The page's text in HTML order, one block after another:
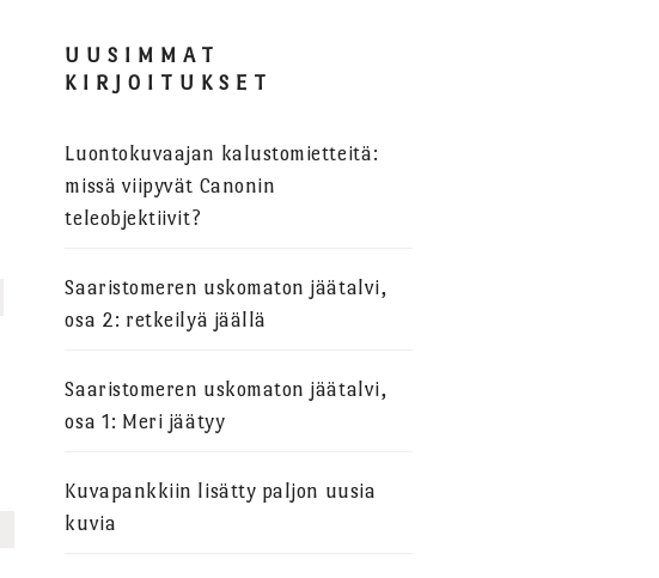
UUSIMMAT
KIRJOITUKSET
Luontokuvaajan kalustomietteitä:
missä viipyvät Canonin
teleobjektiivit?
Saaristomeren uskomaton jäätalvi,
osa 2: retkeilyä jäällä
Saaristomeren uskomaton jäätalvi,
osa 1: Meri jäätyy
Kuvapankkiin lisätty paljon uusia
kuvia